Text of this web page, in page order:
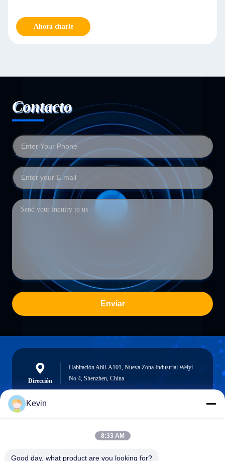
Ahora charle
Contacto
Enviar
Dirección
Habitación A60-A101, Nueva Zona Industrial Weiyi
No.4, Shenzhen, China
info@seethrulcd.com
Kevin
8:33 AM
Good day, what product are you looking for?